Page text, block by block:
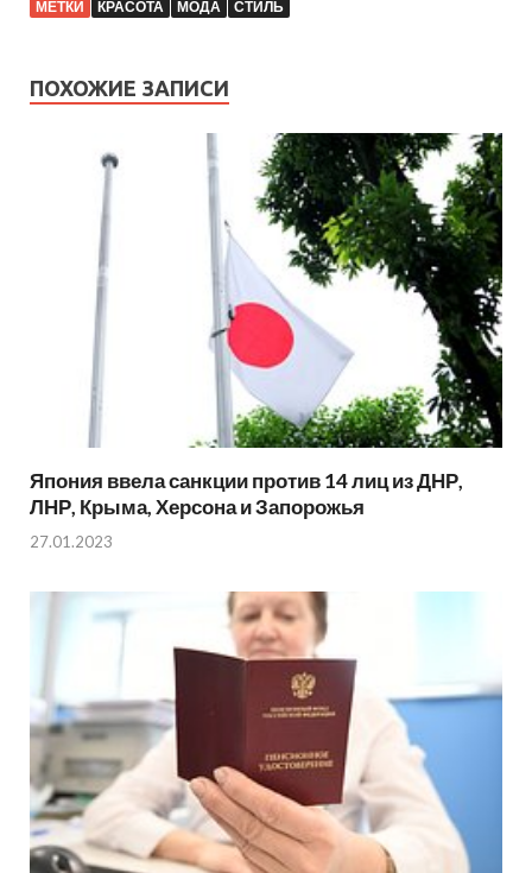
МЕТКИ КРАСОТА МОДА СТИЛЬ
ПОХОЖИЕ ЗАПИСИ
Япония ввела санкции против 14 лиц из ДНР,
ЛНР, Крыма, Херсона и Запорожья
27.01.2023